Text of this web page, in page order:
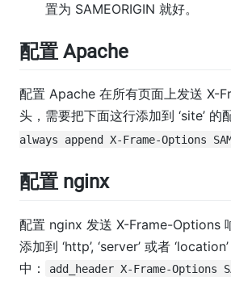
置为 SAMEORIGIN 就好。
配置 Apache
配置 Apache 在所有页面上发送 X-
头，需要把下面这行添加到 ‘site’ 的
always append X-Frame-Options
配置 nginx
配置 nginx 发送 X-Frame-Options
添加到 ‘http’, ‘server’ 或者
中：
add_header X-Frame-Options